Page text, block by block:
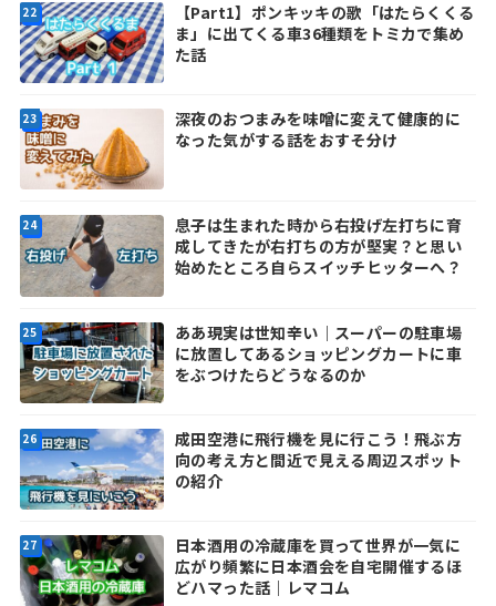
【Part1】ポンキッキの歌「はたらくくる
ま」に出てくる車36種類をトミカで集め
た話
深夜のおつまみを味噌に変えて健康的に
なった気がする話をおすそ分け
息子は生まれた時から右投げ左打ちに育
成してきたが右打ちの方が堅実？と思い
始めたところ自らスイッチヒッターへ？
ああ現実は世知辛い｜スーパーの駐車場
に放置してあるショッピングカートに車
をぶつけたらどうなるのか
成田空港に飛行機を見に行こう！飛ぶ方
向の考え方と間近で見える周辺スポット
の紹介
日本酒用の冷蔵庫を買って世界が一気に
広がり頻繁に日本酒会を自宅開催するほ
どハマった話｜レマコム